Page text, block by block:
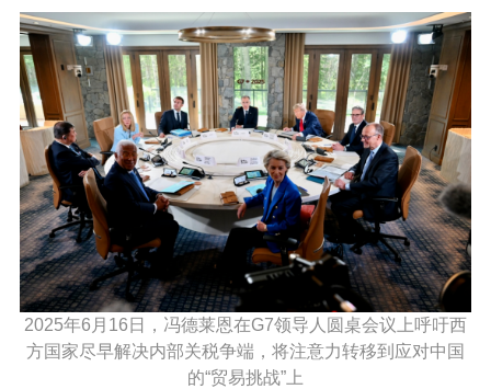
2025年6月16日，冯德莱恩在G7领导人圆桌会议上呼吁西
方国家尽早解决内部关税争端，将注意力转移到应对中国
的“贸易挑战”上